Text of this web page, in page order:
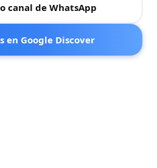
canal de WhatsApp
en Google Discover